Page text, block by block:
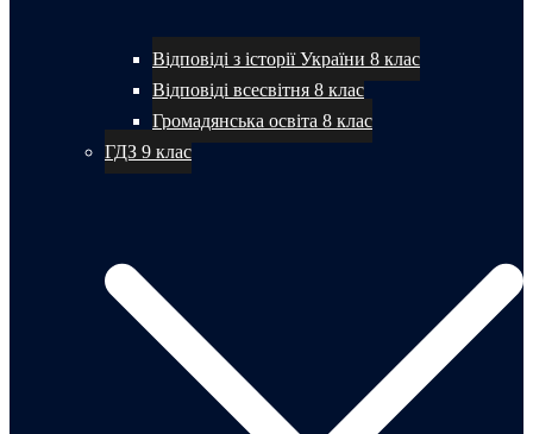
Відповіді з історії України 8 клас
Відповіді всесвітня 8 клас
Громадянська освіта 8 клас
ГДЗ 9 клас